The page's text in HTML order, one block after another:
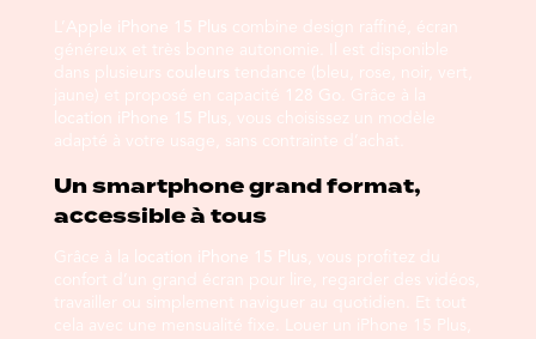
Apple iPhone 15 Plus combine design raffiné, écran
généreux et très bonne autonomie. Il est disponible
dans plusieurs couleurs tendance (bleu, rose, noir, vert,
jaune) et proposé en capacité
128 Go
. Grâce à la
location iPhone 15 Plus , vous choisissez un modèle
adapté à votre usage, sans contrainte d’achat.
Un smartphone grand format,
accessible à tous
Grâce à la location iPhone 15 Plus , vous profitez du
confort d’un grand écran pour lire, regarder des vidéos,
travailler ou simplement naviguer au quotidien. Et tout
cela avec une mensualité fixe. Louer un iPhone 15 Plus,